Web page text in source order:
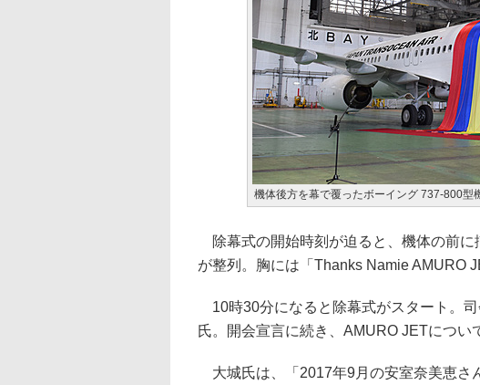
機体後方を幕で覆ったボーイング 737-800型
除幕式の開始時刻が迫ると、機体の前に
が整列。胸には「Thanks Namie AMURO
10時30分になると除幕式がスタート。
氏。開会宣言に続き、AMURO JETについ
大城氏は、「2017年9月の安室奈美恵さ